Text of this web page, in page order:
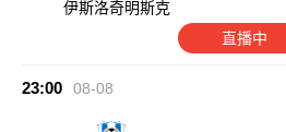
伊斯洛奇明斯克
直播中
23:00 08-08